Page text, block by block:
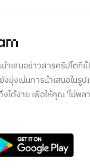
ำเสนอข่าวสารคริปโตที่เ
มุ่งเน้นการนำเสนอในรู
งได้ง่าย เพื่อให้คุณ 'ไม่พ